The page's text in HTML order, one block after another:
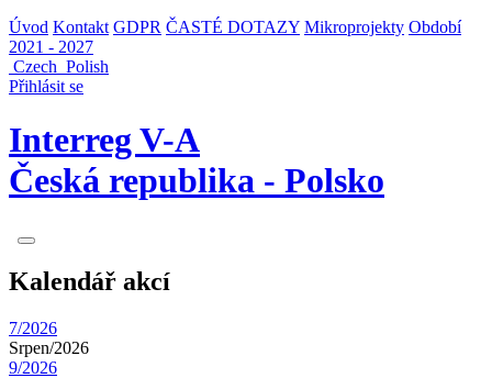
Úvod Kontakt GDPR ČASTÉ DOTAZY Mikroprojekty Období
2021 - 2027
Czech Polish
Přihlásit se
Interreg V-A
Česká republika - Polsko
Kalendář akcí
7/2026
Srpen/2026
9/2026